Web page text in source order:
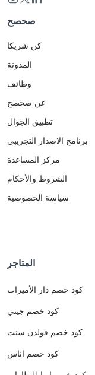
صحصح
كن شريكا
المدونة
وظائف
عن صحصح
تطبيق الجوال
برنامج الاصدار التجريبي
مركز المساعدة
الشروط والأحكام
سياسة الخصوصية
المتاجر
كود خصم دار الأميرات
كود خصم جيني
كود خصم قولدن سنت
كود خصم اناس